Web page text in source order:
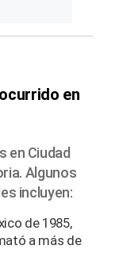
en
en Ciudad
Algunos
incluyen:
de 1985,
a más de